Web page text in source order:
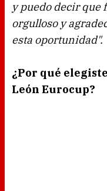
y puedo decir que
orgulloso y
esta oportunidad".
¿Por qué
León Eurocup?